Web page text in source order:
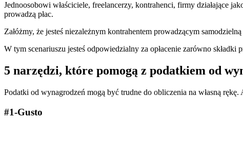
Jednoosobowi właściciele, freelancerzy, kontrahenci, firmy działające
prowadzą płac.
Załóżmy, że jesteś niezależnym kontrahentem prowadzącym
W tym scenariuszu jesteś odpowiedzialny za opłacenie zarówno
5 narzędzi, które pomogą z podatkiem od
Podatki od wynagrodzeń mogą być trudne do obliczenia na własną
#1-Gusto